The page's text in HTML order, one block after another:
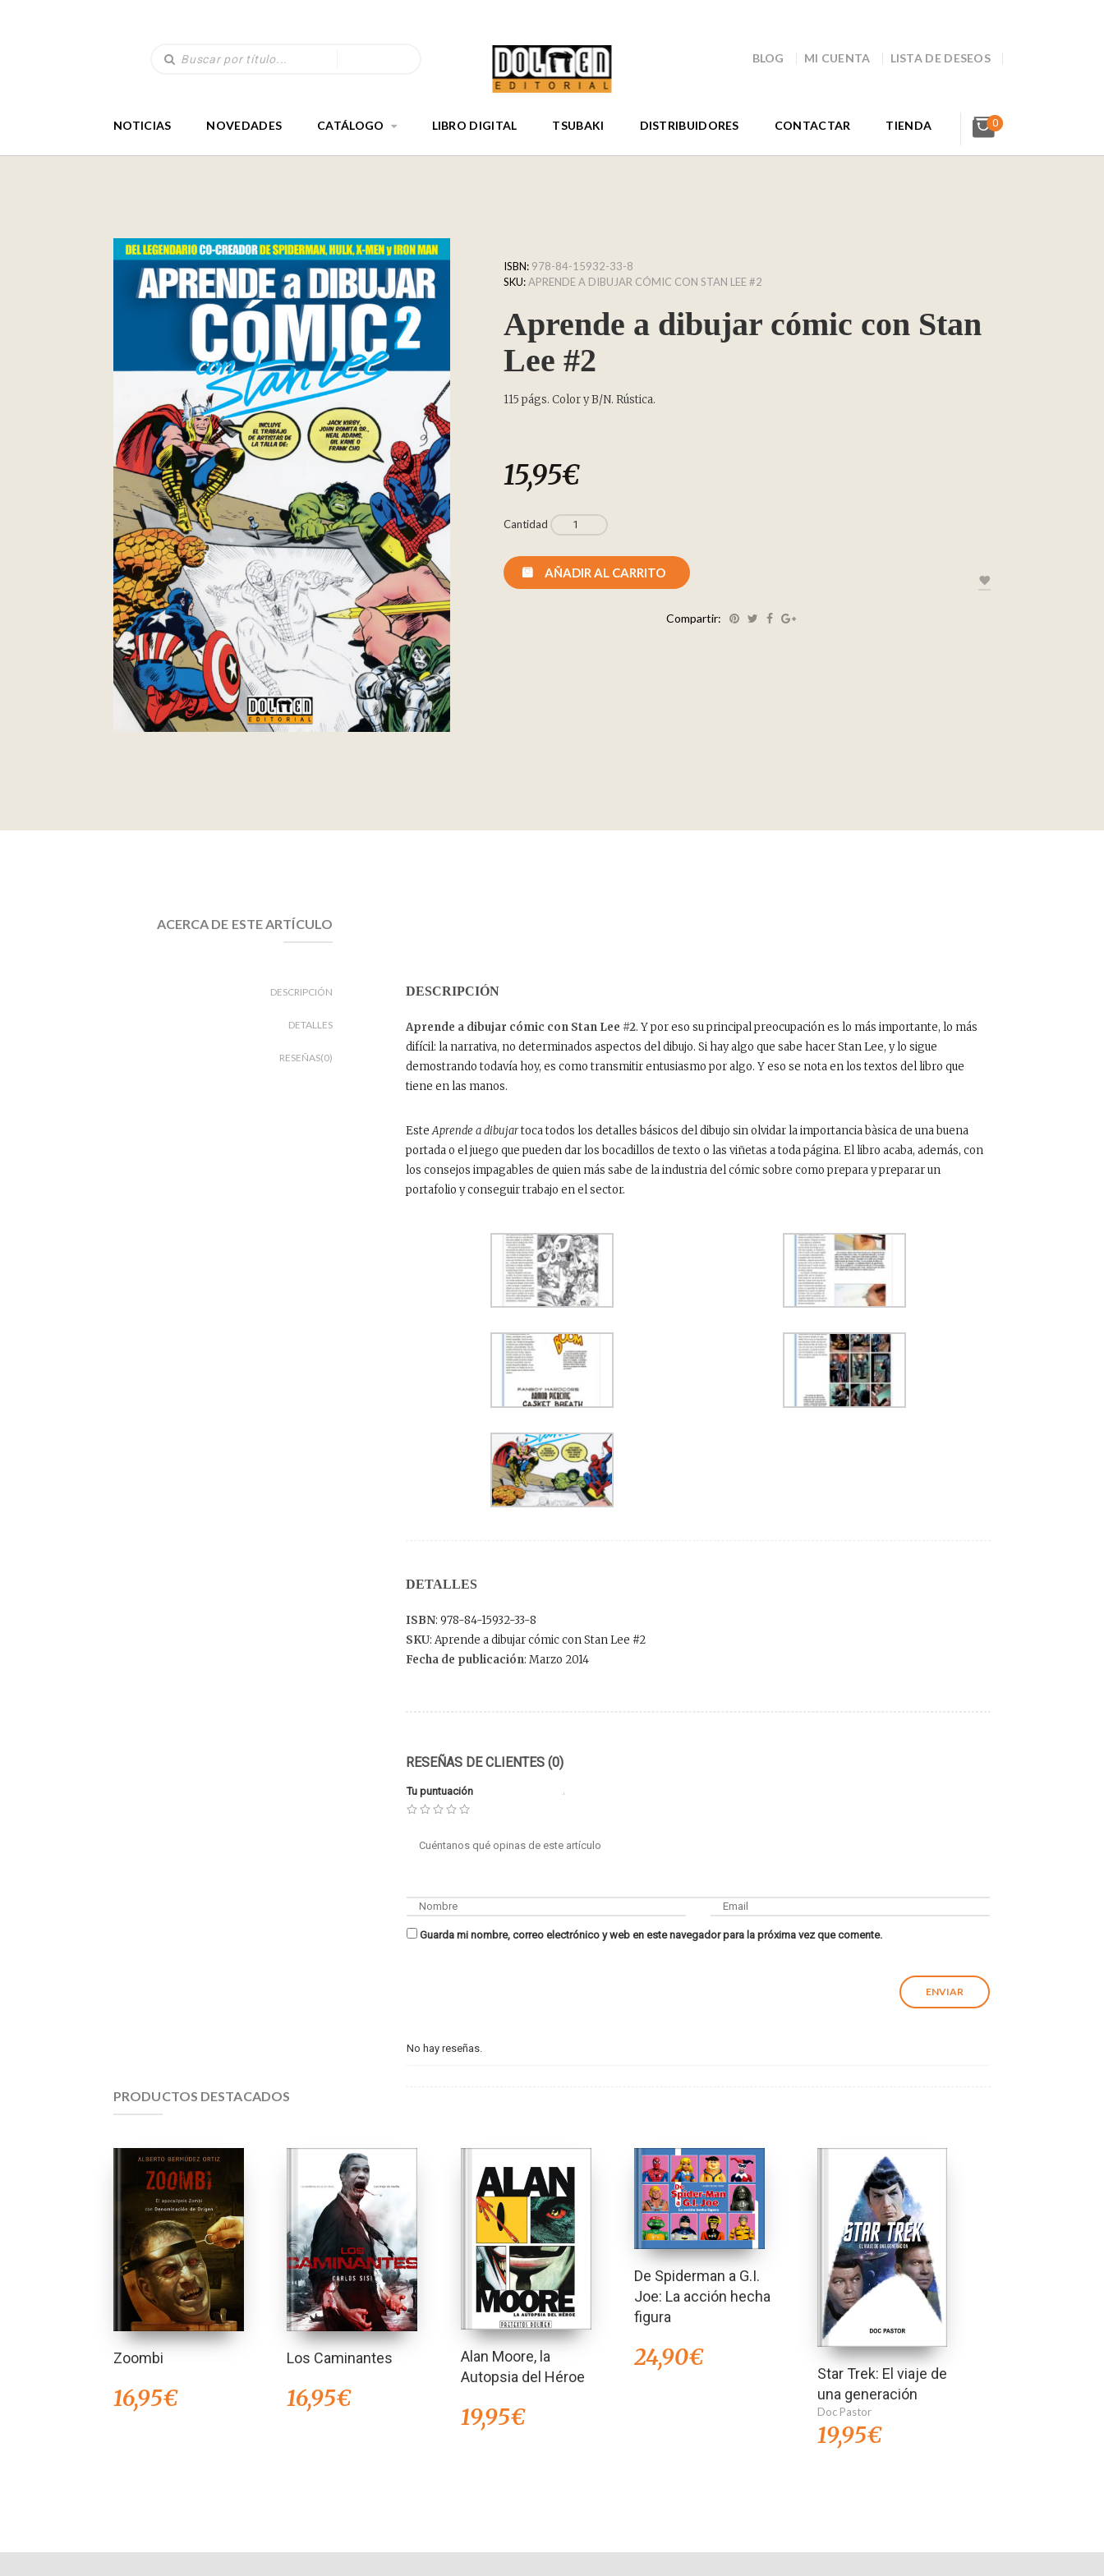
BLOG MI CUENTA LISTA DE DESEOS
NOTICIAS NOVEDADES CATÁLOGO LIBRO DIGITAL TSUBAKI DISTRIBUIDORES CONTACTAR TIENDA 0
ISBN: 978-84-15932-33-8
SKU:APRENDE A DIBUJAR CÓMIC CON STAN LEE #2
Aprende a dibujar cómic con Stan
Lee #2
115 págs. Color y B/N. Rústica.
15,95€
Cantidad
AÑADIR AL CARRITO
Compartir:
ACERCA DE ESTE ARTÍCULO
DESCRIPCIÓN
DETALLES
RESEÑAS(0)
DESCRIPCIÓN
Aprende a dibujar cómic con Stan Lee #2. Y por eso su principal preocupación es lo más importante, lo más
difícil: la narrativa, no determinados aspectos del dibujo. Si hay algo que sabe hacer Stan Lee, y lo sigue
demostrando todavía hoy, es como transmitir entusiasmo por algo. Y eso se nota en los textos del libro que
tiene en las manos.
EsteAprende a dibujartoca todos los detalles básicos del dibujo sin olvidar la importancia bàsica de una buena
portada o el juego que pueden dar los bocadillos de texto o las viñetas a toda página. El libro acaba, además, con
los consejos impagables de quien más sabe de la industria del cómic sobre como prepara y preparar un
portafolio y conseguir trabajo en el sector.
DETALLES
ISBN: 978-84-15932-33-8
SKU: Aprende a dibujar cómic con Stan Lee #2
Fecha de publicación: Marzo 2014
RESEÑAS DE CLIENTES (0)
Tu puntuación
Guarda mi nombre, correo electrónico y web en este navegador para la próxima vez que comente.
No hay reseñas.
PRODUCTOS DESTACADOS
Zoombi
16,95€
Los Caminantes
16,95€
Alan Moore, la
Autopsia del Héroe
19,95€
De Spiderman a G.I.
Joe: La acción hecha
figura
24,90€
Star Trek: El viaje de
una generación
Doc Pastor
19,95€